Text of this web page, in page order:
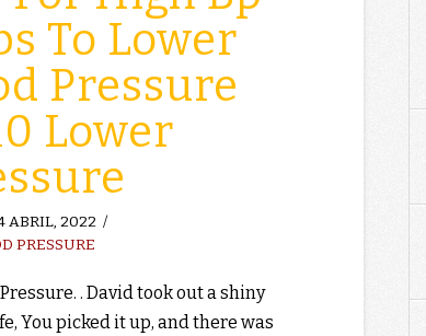
To Lower
Pressure
Lower
ABRIL, 2022
PRESSURE
. David took out a shiny
You picked it up, and there was